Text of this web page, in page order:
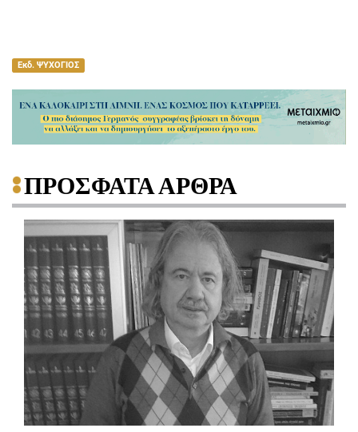
Εκδ. ΨΥΧΟΓΙΟΣ
ΠΡΟΣΦΑΤΑ ΑΡΘΡΑ